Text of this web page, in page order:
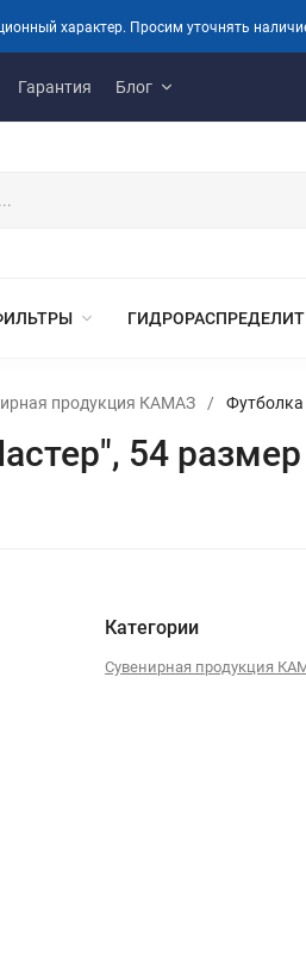
характер. Просим уточнять
Гарантия Блог
продукция КАМАЗ /
54 размер
Категории
Сувенирная продукция